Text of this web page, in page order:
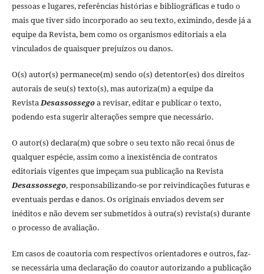
pessoas e lugares, referências histórias e bibliográficas e tudo o
mais que tiver sido incorporado ao seu texto, eximindo, desde já a
equipe da Revista, bem como os organismos editoriais a ela
vinculados de quaisquer prejuízos ou danos.
O(s) autor(s) permanece(m) sendo o(s) detentor(es) dos direitos
autorais de seu(s) texto(s), mas autoriza(m) a equipe da
RevistaDesassossegoa revisar, editar e publicar o texto,
podendo esta sugerir alterações sempre que necessário.
O autor(s) declara(m) que sobre o seu texto não recai ônus de
qualquer espécie, assim como a inexistência de contratos
editoriais vigentes que impeçam sua publicação na Revista
Desassossego, responsabilizando-se por reivindicações futuras e
eventuais perdas e danos. Os originais enviados devem ser
inéditos e não devem ser submetidos à outra(s) revista(s) durante
o processo de avaliação.
Em casos de coautoria com respectivos orientadores e outros, faz-
se necessária uma declaração do coautor autorizando a publicação